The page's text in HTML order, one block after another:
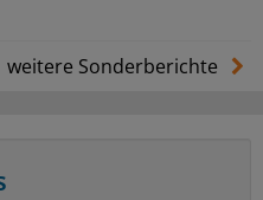
weitere Sonderberichte